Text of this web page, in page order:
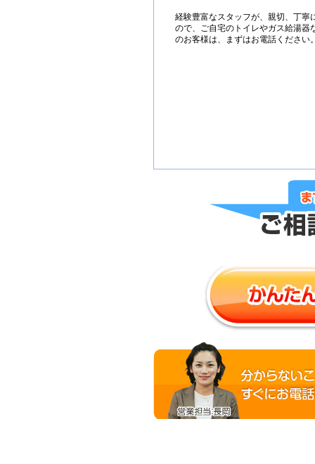
経験豊富なスタッフが、親切、丁寧
ので、ご自宅のトイレやガス給湯器
のお客様は、まずはお電話ください